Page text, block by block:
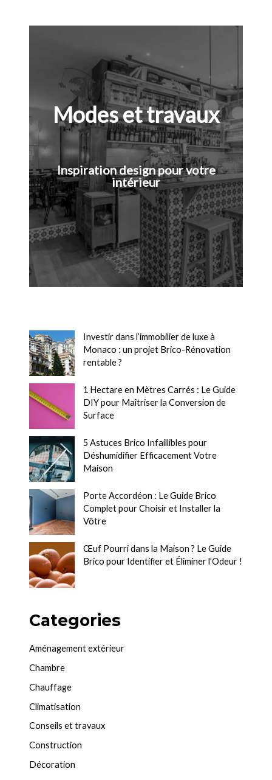
Modes et travaux
Inspiration design pour votre
intérieur
Investir dans l’immobilier de luxe à
Monaco : un projet Brico-Rénovation
rentable ?
1 Hectare en Mètres Carrés : Le Guide
DIY pour Maîtriser la Conversion de
Surface
5 Astuces Brico Infaillibles pour
Déshumidifier Efficacement Votre
Maison
Porte Accordéon : Le Guide Brico
Complet pour Choisir et Installer la
Vôtre
Œuf Pourri dans la Maison ? Le Guide
Brico pour Identifier et Éliminer l’Odeur !
Categories
Aménagement extérieur
Chambre
Chauffage
Climatisation
Conseils et travaux
Construction
Décoration